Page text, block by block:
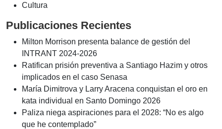
Cultura
Publicaciones Recientes
Milton Morrison presenta balance de gestión del
INTRANT 2024-2026
Ratifican prisión preventiva a Santiago Hazim y otros
implicados en el caso Senasa
María Dimitrova y Larry Aracena conquistan el oro en
kata individual en Santo Domingo 2026
Paliza niega aspiraciones para el 2028: “No es algo
que he contemplado”